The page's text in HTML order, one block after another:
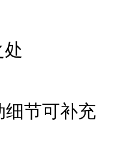
细节可补充